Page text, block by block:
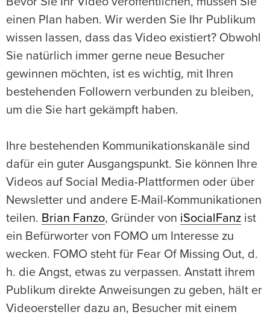
einen Plan haben. Wir werden Sie Ihr Publikum
wissen lassen, dass das Video existiert? Obwohl
Sie natürlich immer gerne neue Besucher
gewinnen möchten, ist es wichtig, mit Ihren
bestehenden Followern verbunden zu bleiben,
um die Sie hart gekämpft haben.
Ihre bestehenden Kommunikationskanäle sind
dafür ein guter Ausgangspunkt. Sie können Ihre
Videos auf Social Media-Plattformen oder über
Newsletter und andere E-Mail-Kommunikationen
teilen. Brian Fanzo, Gründer von iSocialFanz ist
ein Befürworter von FOMO um Interesse zu
wecken. FOMO steht für Fear Of Missing Out, d.
h. die Angst, etwas zu verpassen. Anstatt ihrem
Publikum direkte Anweisungen zu geben, hält er
Videoersteller dazu an, Besucher mit einem